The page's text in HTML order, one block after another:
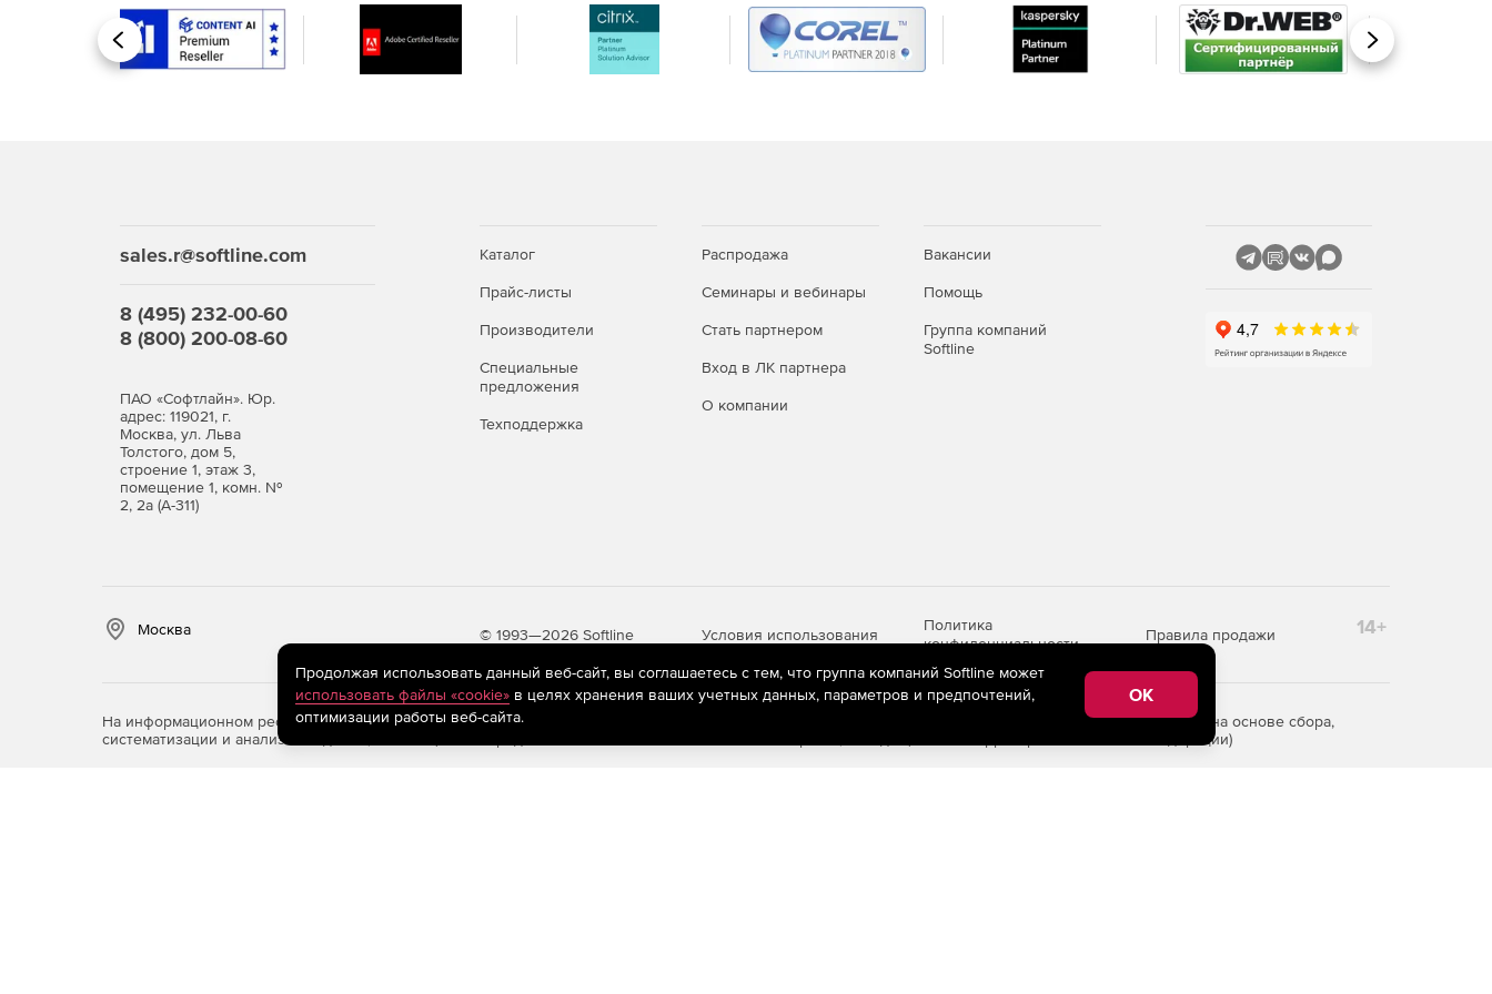
похожие по структуре символы, например, «1» и «l» или «0» и «O», при работе в представлении кода.
Основные отличия лицензии Enterprise от обычной подписки:
Назад Вперед
sales.r@softline.com
8 (495) 232-00-60
8 (800) 200-08-60
ПАО «Софтлайн». Юр.
адрес: 119021, г.
Москва, ул. Льва
Толстого, дом 5,
строение 1, этаж 3,
помещение 1, комн. №
2, 2а (А-311)
Каталог
Прайс-листы
Производители
Специальные
предложения
Техподдержка
Распродажа
Семинары и вебинары
Стать партнером
Вход в ЛК партнера
О компании
Вакансии
Помощь
Группа компаний
Softline
Москва © 1993—2026 Softline Условия использования
Политика
конфиденциальности
Правила продажи 14+
На информационном ресурсе store.softline.ru применяются
(информационные технологии предоставления информации на основе сбора,
систематизации и анализа сведений, относящихся к предпочтениям пользователей сети «Интернет», находящихся на территории Российской Федерации)
Продолжая использовать данный веб-сайт, вы соглашаетесь с тем, что группа компаний Softline может
использовать файлы «cookie»в целях хранения ваших учетных данных, параметров и предпочтений,
оптимизации работы веб-сайта.
OK